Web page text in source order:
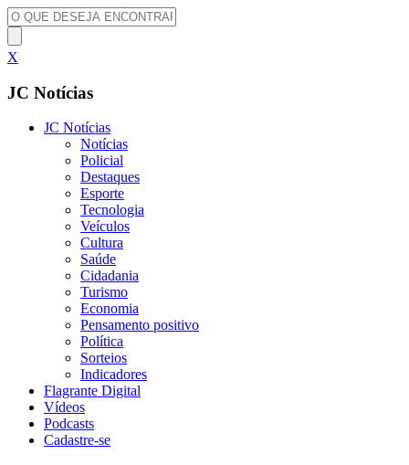
X
JC Notícias
JC Notícias
Notícias
Policial
Destaques
Esporte
Tecnologia
Veículos
Cultura
Saúde
Cidadania
Turismo
Economia
Pensamento positivo
Política
Sorteios
Indicadores
Flagrante Digital
Vídeos
Podcasts
Cadastre-se